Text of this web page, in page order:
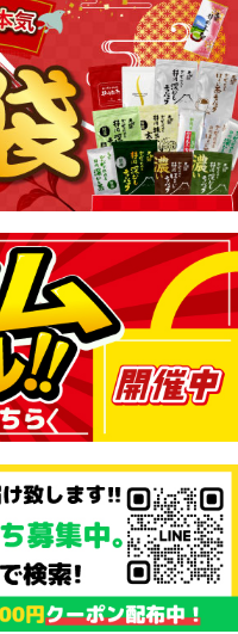
産 国産 徳用 お得 テ
ぶがぶ飲めるほうじ
ク 100個入 メール便
ティーバッグ 静岡
（税込*）
4.51点 (522件)
んたん決済
まとめて支払い・
！くせになるくき茶
用！メガ盛り！大
茶 緑茶 茎茶 くき 静
くき茶 100g入り×3
（税込*）